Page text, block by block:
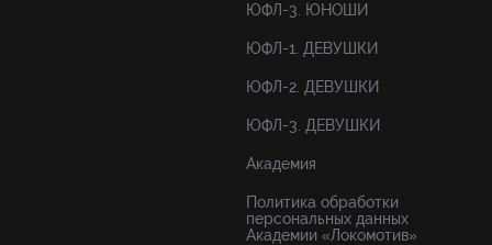
ЮФЛ-3. ЮНОШИ
ЮФЛ-1. ДЕВУШКИ
ЮФЛ-2. ДЕВУШКИ
ЮФЛ-3. ДЕВУШКИ
Академия
Политика обработки
персональных данных
Академии «Локомотив»